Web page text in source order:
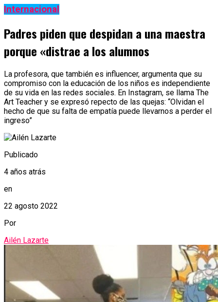
Internacional
Padres piden que despidan a una maestra
porque «distrae a los alumnos
La profesora, que también es influencer, argumenta que su
compromiso con la educación de los niños es independiente
de su vida en las redes sociales. En Instagram, se llama The
Art Teacher y se expresó repecto de las quejas: “Olvidan el
hecho de que su falta de empatía puede llevarnos a perder el
ingreso”
Publicado
4 años atrás
en
22 agosto 2022
Por
Ailén Lazarte